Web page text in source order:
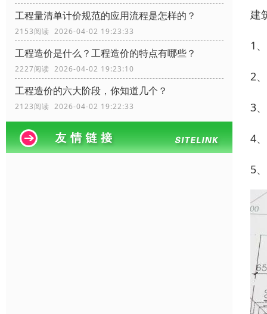
工程量清单计价规范的应用流程是怎样的？
2153阅读 2026-04-02 19:23:33
工程造价是什么？工程造价的特点有哪些？
2227阅读 2026-04-02 19:23:10
工程造价的六大阶段，你知道几个？
2123阅读 2026-04-02 19:22:33
建
1
2
3
4
5